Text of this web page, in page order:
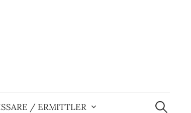
/ ERMITTLER
Suchen
nach: